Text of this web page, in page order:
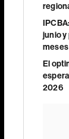
junio y
meses
El
2026